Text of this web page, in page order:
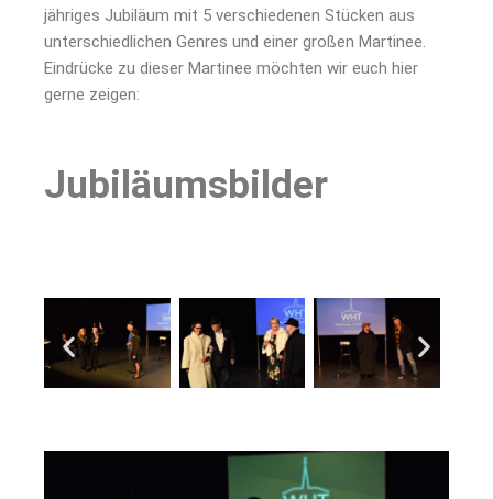
jähriges Jubiläum mit 5 verschiedenen Stücken aus
unterschiedlichen Genres und einer großen Martinee.
Eindrücke zu dieser Martinee möchten wir euch hier
gerne zeigen:
Jubiläumsbilder